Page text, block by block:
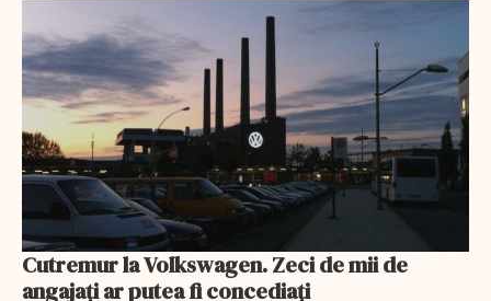
Cutremur la Volkswagen. Zeci de mii de
angajați ar putea fi concediați